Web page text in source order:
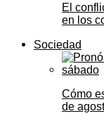
El
en los
Sociedad
Cómo
de